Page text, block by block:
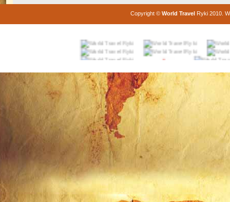
Copyright© World TravelRyki 2010.